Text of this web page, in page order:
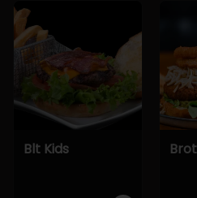
Blt Kids